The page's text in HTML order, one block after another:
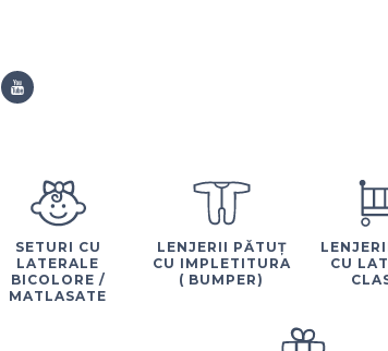
SETURI CU
LATERALE
BICOLORE /
MATLASATE
LENJERII PĂTUȚ
CU IMPLETITURA
( BUMPER)
CU